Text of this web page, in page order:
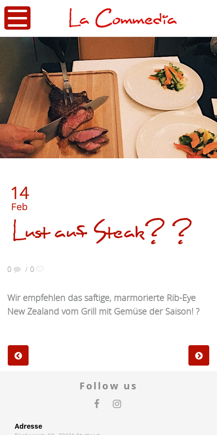
14
Feb
Lust auf Steak? ?
0 / 0
Wir empfehlen das saftige, marmorierte Rib-Eye
New Zealand vom Grill mit Gemüse der Saison! ?
Follow us
Adresse